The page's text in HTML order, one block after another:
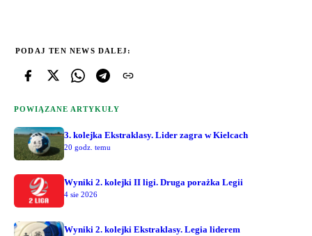
PODAJ TEN NEWS DALEJ:
POWIĄZANE ARTYKUŁY
3. kolejka Ekstraklasy. Lider zagra w Kielcach
20 godz. temu
Wyniki 2. kolejki II ligi. Druga porażka Legii
4 sie 2026
Wyniki 2. kolejki Ekstraklasy. Legia liderem